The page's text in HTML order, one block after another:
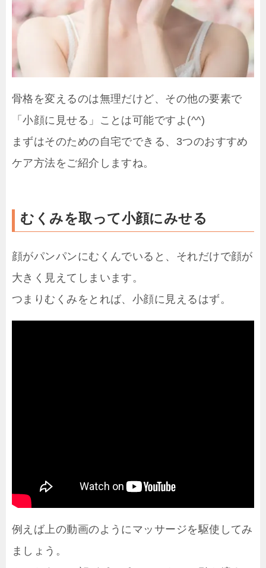
骨格を変えるのは無理だけど、その他の要素で
「小顔に見せる」ことは可能ですよ(^^)
まずはそのための自宅でできる、3つのおすすめ
ケア方法をご紹介しますね。
むくみを取って小顔にみせる
顔がパンパンにむくんでいると、それだけで顔が
大きく見えてしまいます。
つまりむくみをとれば、小顔に見えるはず。
例えば上の動画のようにマッサージを駆使してみ
ましょう。